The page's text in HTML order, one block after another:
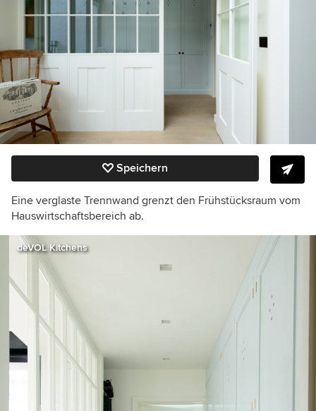
Speichern
Eine verglaste Trennwand grenzt den Frühstücksraum vom
Hauswirtschaftsbereich ab.
deVOL Kitchens